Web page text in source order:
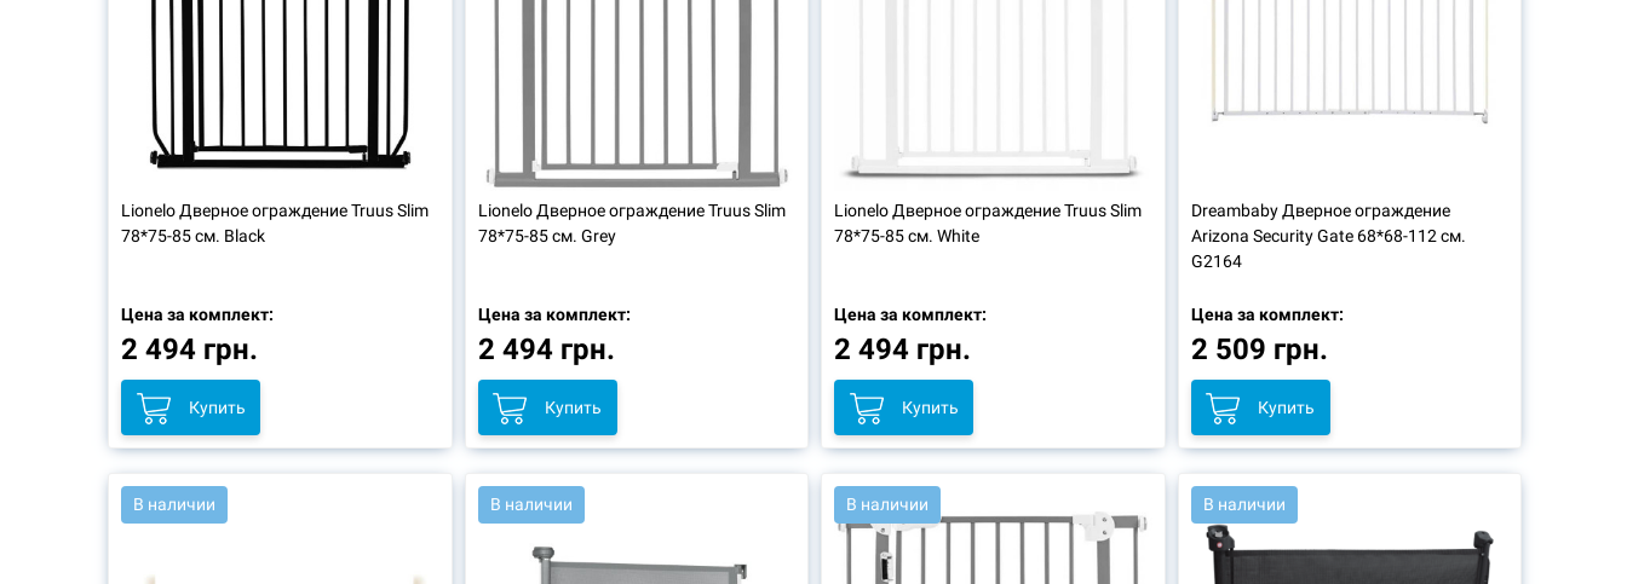
Lionelo Дверное ограждение Truus Slim
78*75-85 см. Black
Цена за комплект:
2 494 грн.
Купить
Lionelo Дверное ограждение Truus Slim
78*75-85 см. Grey
Цена за комплект:
2 494 грн.
Купить
Lionelo Дверное ограждение Truus Slim
78*75-85 см. White
Цена за комплект:
2 494 грн.
Купить
Dreambaby Дверное ограждение
Arizona Security Gate 68*68-112 см.
G2164
Цена за комплект:
2 509 грн.
Купить
В наличии
АРТ.: 46406 В наличии
АРТ.: 46506 В наличии
АРТ.: 46052 В наличии
АРТ.: 45928